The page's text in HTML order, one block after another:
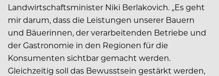
Landwirtschaftsminister Niki Berlakovich. „Es geht
mir darum, dass die Leistungen unserer Bauern
und Bäuerinnen, der verarbeitenden Betriebe und
der Gastronomie in den Regionen für die
Konsumenten sichtbar gemacht werden.
Gleichzeitig soll das Bewusstsein gestärkt werden,